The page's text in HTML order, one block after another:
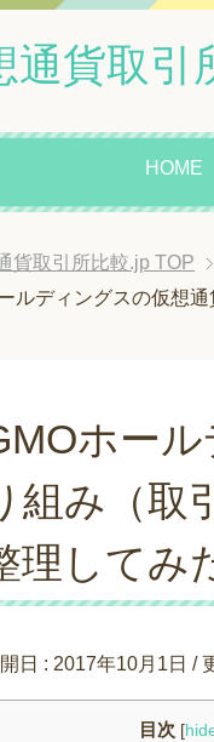
通貨取引
HOME
貨取引所比較.jp TOP
ルディングスの仮想
ホー
組み（取
理してみ
日 : 2017年10月1日 /
目次 [